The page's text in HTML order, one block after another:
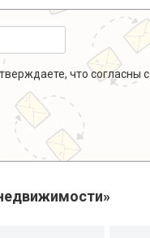
что согласны с